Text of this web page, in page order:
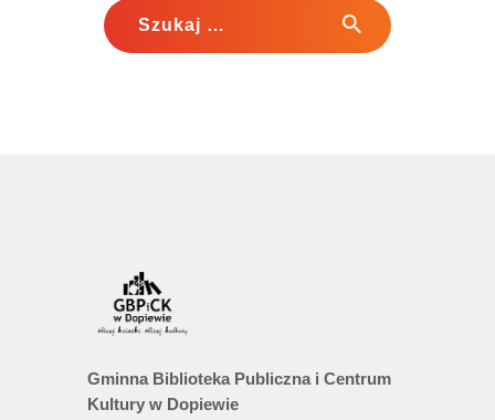
Szukaj:
Gminna Biblioteka Publiczna i Centrum
Kultury w Dopiewie